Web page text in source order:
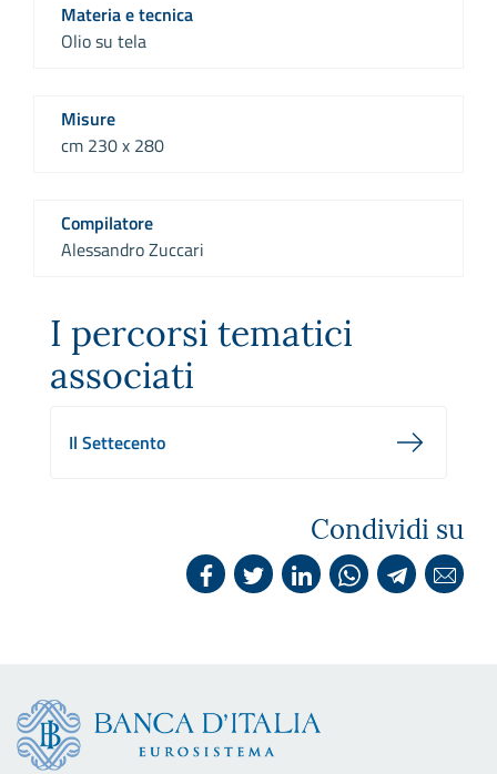
Materia e tecnica
Olio su tela
Misure
cm 230 x 280
Compilatore
Alessandro Zuccari
I percorsi tematici
associati
Il Settecento
Condividi su